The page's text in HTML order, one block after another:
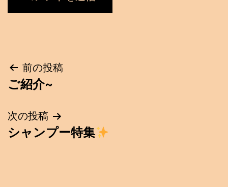
投
稿
ナ
ビ
前の投稿
ご紹介~
次の投稿
シャンプー特集